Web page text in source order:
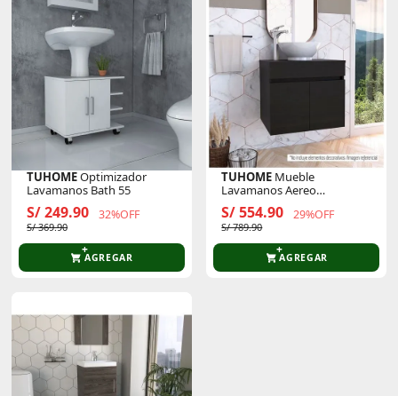
TUHOMEOptimizador
Lavamanos Bath 55
S/ 249.90 32%OFF
S/ 369.90
AGREGAR
TUHOME Mueble
Lavamanos Aereo
S/ 554.90 29%OFF
S/ 789.90
AGREGAR